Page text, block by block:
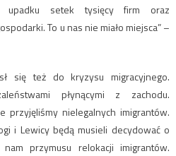
upadku setek tysięcy firm oraz
To u nas nie miało miejsca” –
się też do kryzysu migracyjnego.
płynącymi z zachodu.
nielegalnych imigrantów.
i Lewicy będą musieli decydować o
przymusu relokacji imigrantów.